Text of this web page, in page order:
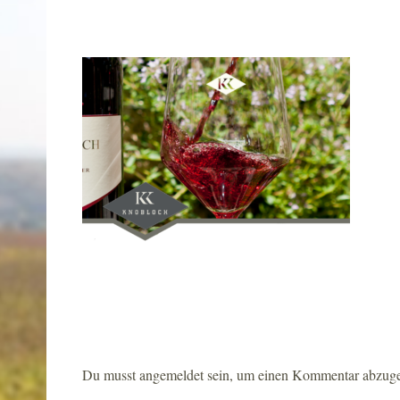
Du musstangemeldetsein, um einen Kommentar